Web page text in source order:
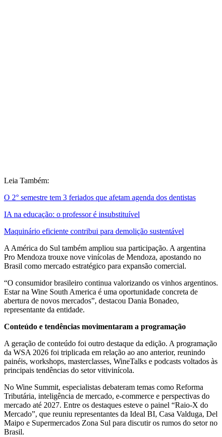
Leia Também:
O 2° semestre tem 3 feriados que afetam agenda dos dentistas
IA na educação: o professor é insubstituível
Maquinário eficiente contribui para demolição sustentável
A América do Sul também ampliou sua participação. A argentina
Pro Mendoza trouxe nove vinícolas de Mendoza, apostando no
Brasil como mercado estratégico para expansão comercial.
“O consumidor brasileiro continua valorizando os vinhos argentinos.
Estar na Wine South America é uma oportunidade concreta de
abertura de novos mercados”, destacou Dania Bonadeo,
representante da entidade.
Conteúdo e tendências movimentaram a programação
A geração de conteúdo foi outro destaque da edição. A programação
da WSA 2026 foi triplicada em relação ao ano anterior, reunindo
painéis, workshops, masterclasses, WineTalks e podcasts voltados às
principais tendências do setor vitivinícola.
No Wine Summit, especialistas debateram temas como Reforma
Tributária, inteligência de mercado, e-commerce e perspectivas do
mercado até 2027. Entre os destaques esteve o painel “Raio-X do
Mercado”, que reuniu representantes da Ideal BI, Casa Valduga, Del
Maipo e Supermercados Zona Sul para discutir os rumos do setor no
Brasil.